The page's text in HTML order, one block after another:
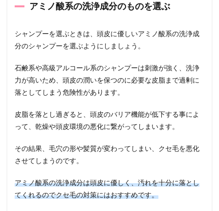
アミノ酸系の洗浄成分のものを選ぶ
シャンプーを選ぶときは、頭皮に優しいアミノ酸系の洗浄成
分のシャンプーを選ぶようにしましょう。
石鹸系や高級アルコール系のシャンプーは刺激が強く、洗浄
力が高いため、頭皮の潤いを保つのに必要な皮脂まで過剰に
落としてしまう危険性があります。
皮脂を落とし過ぎると、頭皮のバリア機能が低下する事によ
って、乾燥や頭皮環境の悪化に繋がってしまいます。
その結果、毛穴の形や髪質が変わってしまい、クセ毛を悪化
させてしまうのです。
アミノ酸系の洗浄成分は頭皮に優しく、汚れを十分に落とし
てくれるのでクセ毛の対策にはおすすめです。